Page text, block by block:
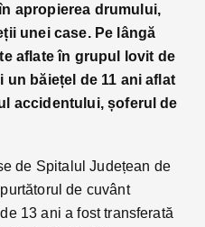
apropierea drumului,
unei case. Pe lângă
aflate în grupul lovit de
băiețel de 11 ani aflat
accidentului, șoferul de
de Spitalul Județean de
de cuvânt
13 ani a fost transferată